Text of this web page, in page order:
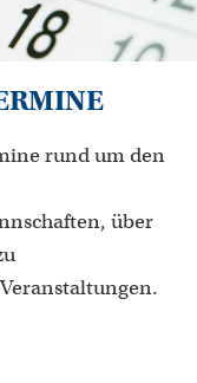
rund um den
über